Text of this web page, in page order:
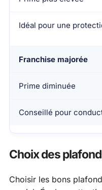
Idéal pour une
Franchise majorée
Prime diminuée
Conseillé pour
Choix des
Choisir les bons